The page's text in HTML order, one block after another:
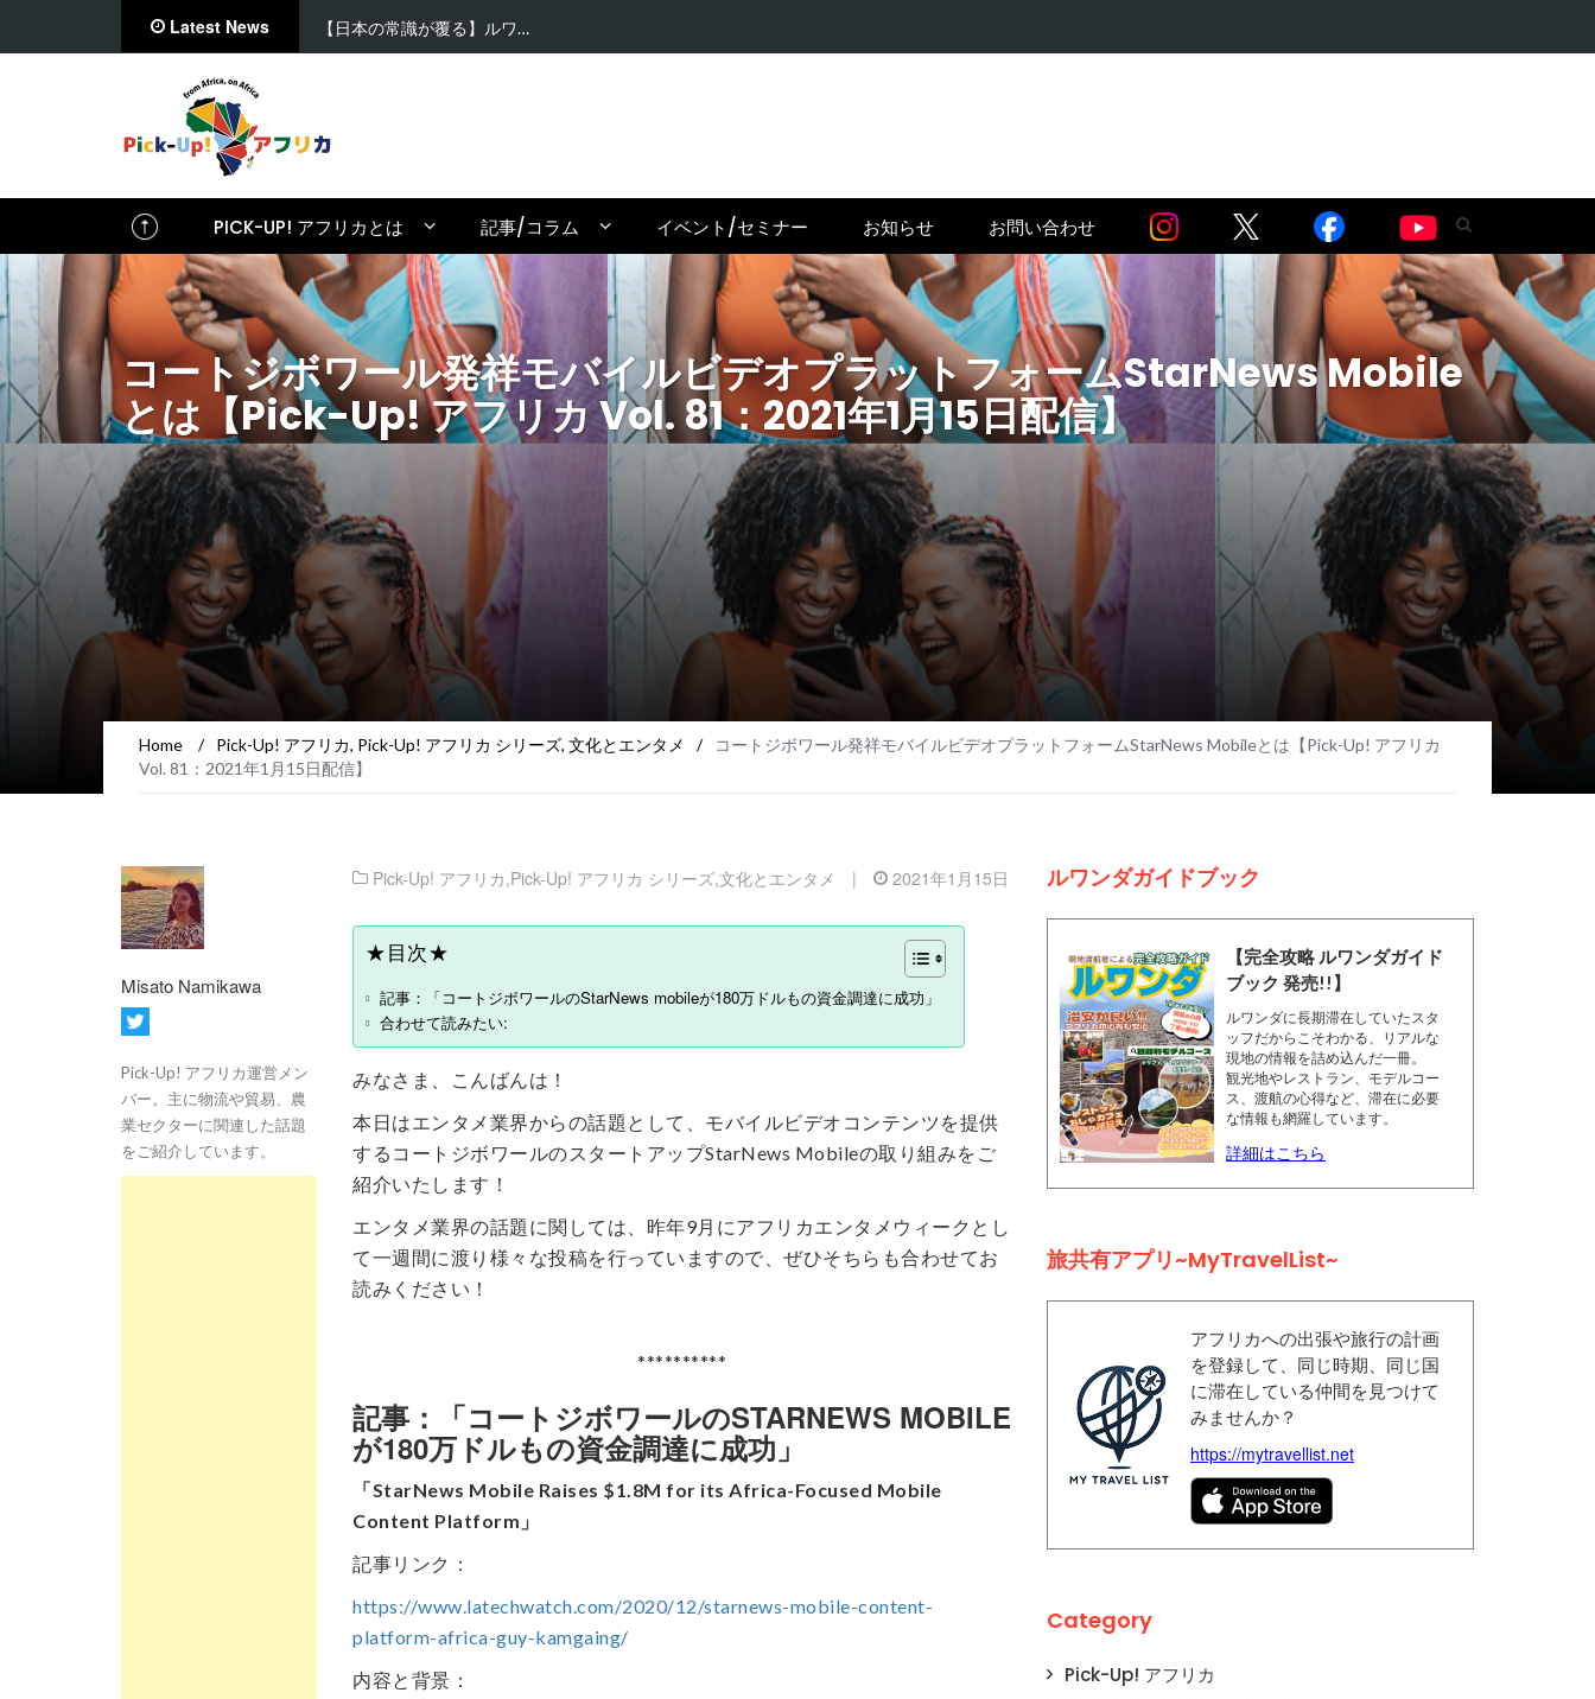
Latest News 【日本の常識が覆る】ルワ…
PICK-UP! アフリカとは 記事/コラム イベント/セミナー お知らせ お問い合わせ
コートジボワール発祥モバイルビデオプラットフォームStarNews Mobile
とは【Pick-Up! アフリカ Vol. 81：2021年1月15日配信】
Home / Pick-Up! アフリカ, Pick-Up! アフリカ シリーズ, 文化とエンタメ /
コートジボワール発祥モバイルビデオプラットフォームStarNews Mobileとは【Pick-Up! アフリカ
Vol. 81：2021年1月15日配信】
Misato Namikawa
Pick-Up! アフリカ運営メン
バー。主に物流や貿易、農
業セクターに関連した話題
をご紹介しています。
Pick-Up! アフリカ,Pick-Up! アフリカ シリーズ,文化とエンタメ | 2021年1月15日
★目次★
記事：「コートジボワールのStarNews mobileが180万ドルもの資金調達に成功」
合わせて読みたい:
みなさま、こんばんは！
本日はエンタメ業界からの話題として、モバイルビデオコンテンツを提供
するコートジボワールのスタートアップStarNews Mobileの取り組みをご
紹介いたします！
エンタメ業界の話題に関しては、昨年9月にアフリカエンタメウィークとし
て一週間に渡り様々な投稿を行っていますので、ぜひそちらも合わせてお
読みください！
**********
記事：「コートジボワールのSTARNEWS MOBILE
が180万ドルもの資金調達に成功」
「StarNews Mobile Raises $1.8M for its Africa-Focused Mobile
Content Platform」
記事リンク：
https://www.latechwatch.com/2020/12/starnews-mobile-content-
platform-africa-guy-kamgaing/
内容と背景：
ルワンダガイドブック
【完全攻略 ルワンダガイド
ブック 発売!!】
ルワンダに長期滞在していたスタ
ッフだからこそわかる、リアルな
現地の情報を詰め込んだ一冊。
観光地やレストラン、モデルコー
ス、渡航の心得など、滞在に必要
な情報も網羅しています。
詳細はこちら
旅共有アプリ~MyTravelList~
アフリカへの出張や旅行の計画
を登録して、同じ時期、同じ国
に滞在している仲間を見つけて
みませんか？
https://mytravellist.net
Category
Pick-Up! アフリカ